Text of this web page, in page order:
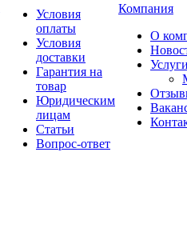
Условия
оплаты
Условия
доставки
Гарантия на
товар
Юридическим
лицам
Статьи
Вопрос-ответ
Компания
О